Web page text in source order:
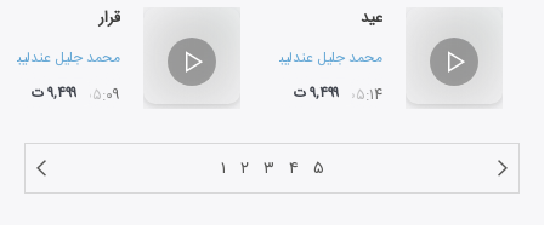
عید
محمد جلیل عندلیبی احمد کامیار
۰۵:۱۴ ۹,۴۹۹ ت
قرار
محمد جلیل عندلیبی
۰۵:۰۹ ۹,۴۹۹ ت
۱ ۲ ۳ ۴ ۵